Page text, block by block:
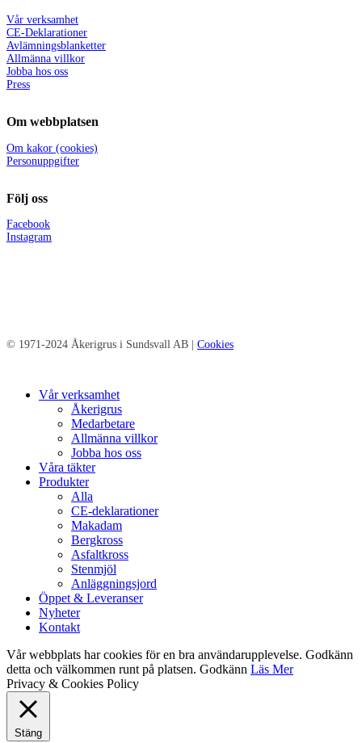
Vår verksamhet
CE-Deklarationer
Avlämningsblanketter
Allmänna villkor
Jobba hos oss
Press
Om webbplatsen
Om kakor (cookies)
Personuppgifter
Följ oss
Facebook
Instagram
© 1971-2024 Åkerigrus i Sundsvall AB | Cookies
Close
Vår verksamhet
Åkerigrus
Medarbetare
Allmänna villkor
Jobba hos oss
Våra täkter
Produkter
Alla
CE-deklarationer
Makadam
Bergkross
Asfaltkross
Stenmjöl
Anläggningsjord
Öppet & Leveranser
Nyheter
Kontakt
Vår webbplats har cookies för en bra användarupplevelse. Godkänn
detta och välkommen runt på platsen. Godkänn Läs Mer
Privacy & Cookies Policy
Stäng